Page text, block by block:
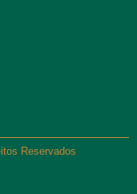
Reservados